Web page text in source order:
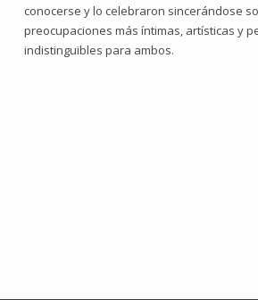
conocerse y lo celebraron sincerándose
preocupaciones más íntimas, artísticas y
indistinguibles para ambos.